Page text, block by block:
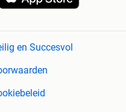
en Succesvol